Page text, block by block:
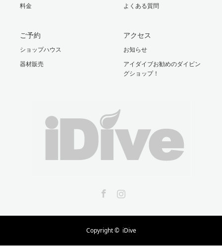
料金
よくある質問
ご予約
ショップハウス
器材販売
アクセス
お知らせ
アイダイブお勧めのダイビン
グショップ！
Copyright © iDive